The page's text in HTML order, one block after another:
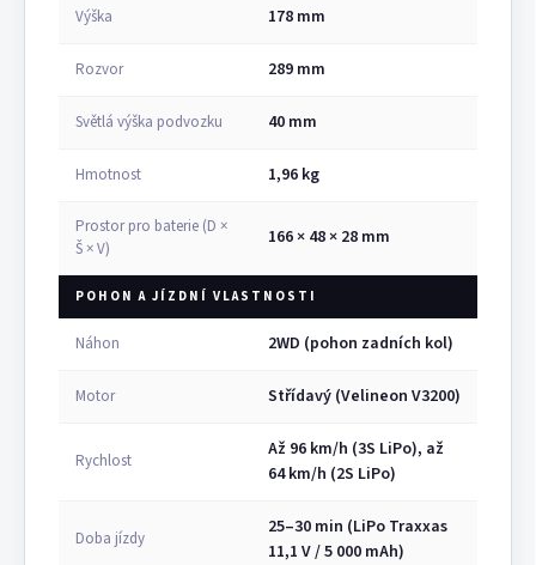
Výška 178 mm
Rozvor 289 mm
Světlá výška podvozku 40 mm
Hmotnost 1,96 kg
Prostor pro baterie (D ×
Š × V)
166 × 48 × 28 mm
POHON A JÍZDNÍ VLASTNOSTI
Náhon 2WD (pohon zadních kol)
Motor Střídavý (Velineon V3200)
Rychlost
Až 96 km/h (3S LiPo), až
64 km/h (2S LiPo)
Doba jízdy
25–30 min (LiPo Traxxas
11,1 V / 5 000 mAh)